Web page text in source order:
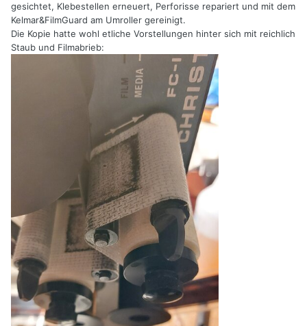
gesichtet, Klebestellen erneuert, Perforisse repariert und mit dem
Kelmar&FilmGuard am Umroller gereinigt.
Die Kopie hatte wohl etliche Vorstellungen hinter sich mit reichlich
Staub und Filmabrieb: